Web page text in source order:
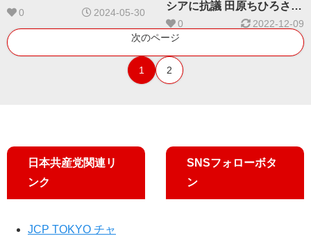
0 2024-05-30
シアに抗議 田原ちひろさん
日本共産党参院議員 山添拓
さん
0
2022-12-09
次のページ
1 2
日本共産党関連リ
ンク
JCP TOKYO チャ
SNSフォローボタ
ン